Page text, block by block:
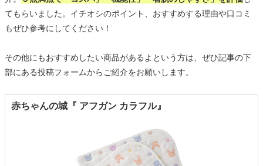
てもらいました。イチオシのポイント、おすすめする理由や口コミ
もぜひ参考にしてください！
その他にもおすすめしたい商品があるよという方は、ぜひ記事の下
部にある投稿フォームからご紹介をお願いします。
赤ちゃんの城『 アフガン カラフル』